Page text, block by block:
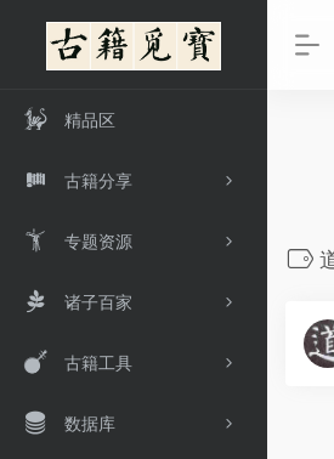
精品区
古籍分享
专题资源
诸子百家
古籍工具
数据库